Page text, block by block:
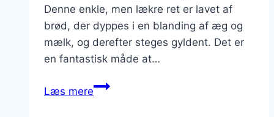
Denne enkle, men lækre ret er lavet af
brød, der dyppes i en blanding af æg og
mælk, og derefter steges gyldent. Det er
en fantastisk måde at…
Læs mereArme